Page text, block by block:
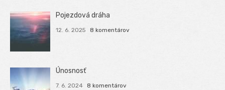
Pojezdová dráha
12. 6. 2025 8 komentárov
Únosnosť
7. 6. 2024 8 komentárov